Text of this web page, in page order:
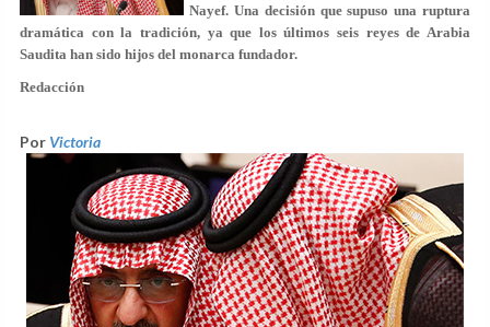
Nayef. Una decisión que supuso una ruptura
dramática con la tradición, ya que los últimos seis reyes de Arabia
Saudita han sido hijos del monarca fundador.
Redacción
Por Victoria